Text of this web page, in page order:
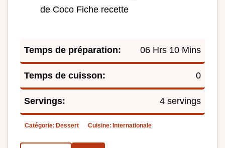
de Coco Fiche recette
Temps de préparation: 06 Hrs 10 Mins
Temps de cuisson: 0
Servings: 4 servings
Catégorie: Dessert Cuisine: Internationale